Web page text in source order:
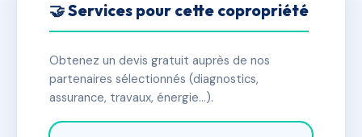
🤝 Services pour cette copropriété
Obtenez un devis gratuit auprès de nos
partenaires sélectionnés (diagnostics,
assurance, travaux, énergie…).